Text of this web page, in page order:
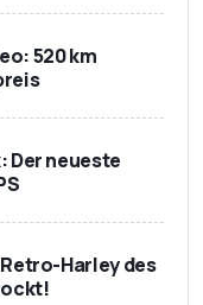
520 km
Der neueste
Harley des